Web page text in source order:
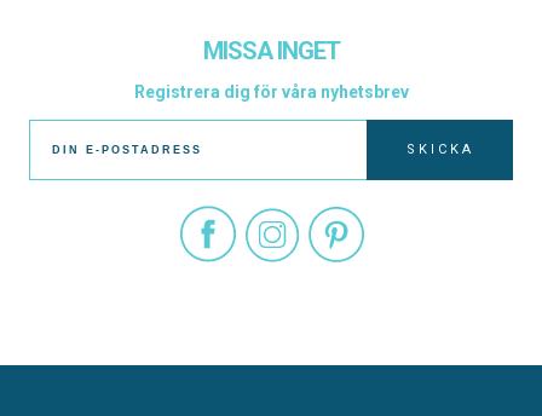
MISSA INGET
Registrera dig för våra nyhetsbrev